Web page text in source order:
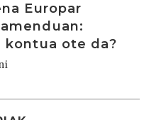
Europar
ote da?